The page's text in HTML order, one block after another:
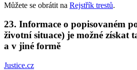
Můžete se obrátit na Rejstřík trestů.
23. Informace o popisovaném
životní situace) je možné získat
a v jiné formě
Justice.cz